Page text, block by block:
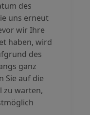
des
uns erneut
wir Ihre
haben, wird
des
ganz
Sie auf die
zu warten,